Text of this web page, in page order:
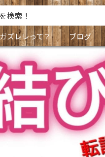
ガズレレって？ ブログ